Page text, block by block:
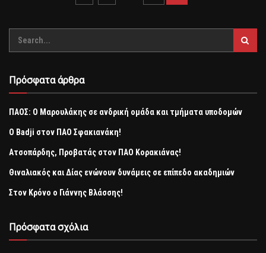
Πρόσφατα άρθρα
ΠΑΟΣ: Ο Μαρουλάκης σε ανδρική ομάδα και τμήματα υποδομών
Ο Badji στον ΠΑΟ Σφακιανάκη!
Ατσοπάρδης, Προβατάς στον ΠΑΟ Κορακιάνας!
Θιναλιακός και Δίας ενώνουν δυνάμεις σε επίπεδο ακαδημιών
Στον Κρόνο ο Γιάννης Βλάσσης!
Πρόσφατα σχόλια